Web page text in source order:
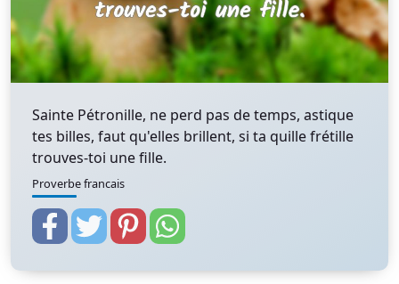
Sainte Pétronille, ne perd pas de temps, astique
tes billes, faut qu'elles brillent, si ta quille frétille
trouves-toi une fille.
Proverbe francais